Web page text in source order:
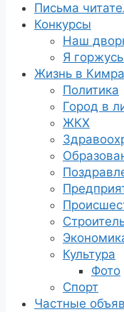
Письма
Конкурсы
Наш
Я
Жизнь в
Политика
Город в
ЖКХ
Культура
Фото
Спорт
Частные